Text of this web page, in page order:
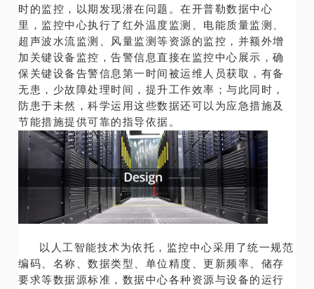
时的监控，以期发现潜在问题。在开普勒数据中心
里，监控中心执行了红外温度监测、电能质量监测、
超声波水流监测、风量监测等资源的监控，并额外增
加关键设备监控，告警信息直接在监控中心展示，确
保关键设备告警信息第一时间被运维人员获取，有备
无患，少故障处理时间，提升工作效率；与此同时，
防患于未然，科学运用这些数据还可以为应急措施及
节能措施提供可靠的指导依据。
以人工智能技术为依托，监控中心采用了统一规范
编码、名称、数据类型、单位精度、更新频率、储存
要求等数据源标准，数据中心各种资源与设备的运行